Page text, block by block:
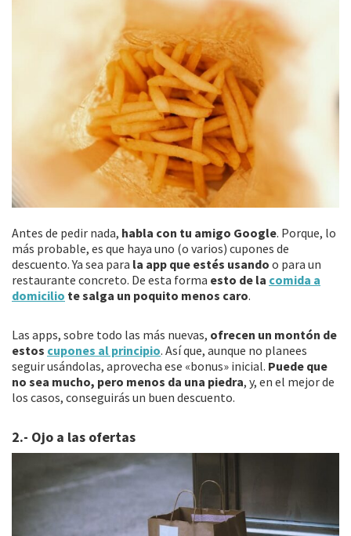
Antes de pedir nada, habla con tu amigo Google. Porque, lo
más probable, es que haya uno (o varios) cupones de
descuento. Ya sea para la app que estés usando o para un
restaurante concreto. De esta forma esto de la comida a
domicilio te salga un poquito menos caro.
Las apps, sobre todo las más nuevas, ofrecen un montón de
estos cupones al principio. Así que, aunque no planees
seguir usándolas, aprovecha ese «bonus» inicial. Puede que
no sea mucho, pero menos da una piedra, y, en el mejor de
los casos, conseguirás un buen descuento.
2.- Ojo a las ofertas